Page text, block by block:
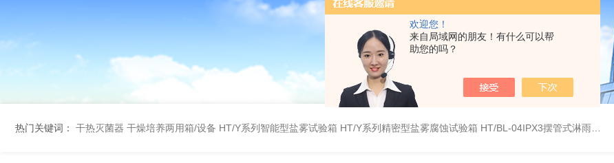
欢迎您！
来自局域网的朋友！有什么可以帮
助您的吗？
热门关键词： 干热灭菌器 干燥培养两用箱/设备 HT/Y系列智能型盐雾试验箱 HT/Y系列精密型盐雾腐蚀试验箱 HT/BL-04IPX3摆管式淋雨试验机